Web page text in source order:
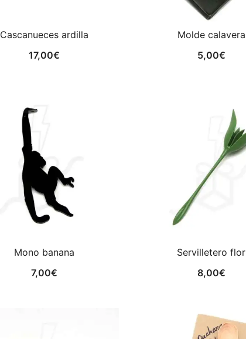
Cascanueces ardilla
17,00€
Molde calavera
5,00€
Mono banana
7,00€
Servilletero flor
8,00€